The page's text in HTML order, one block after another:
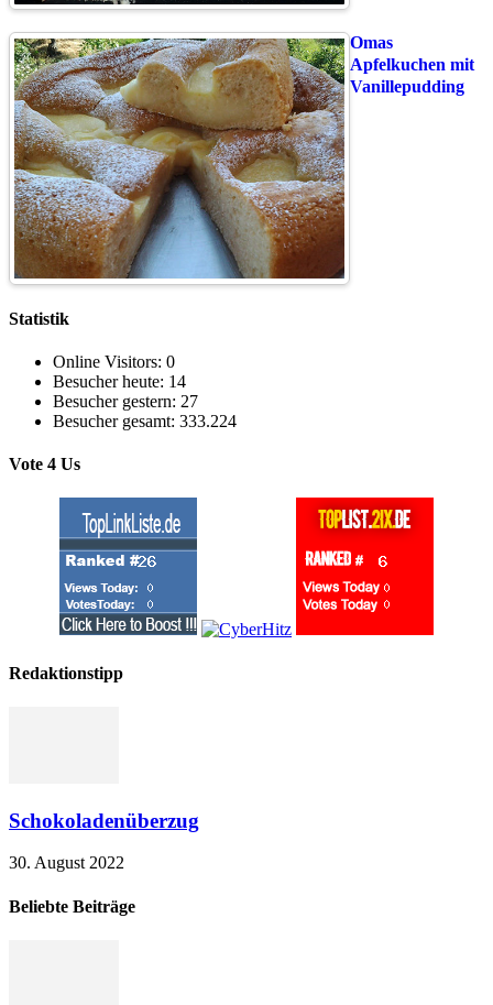
Omas
Apfelkuchen mit
Vanillepudding
Statistik
Online Visitors: 0
Besucher heute: 14
Besucher gestern: 27
Besucher gesamt: 333.224
Vote 4 Us
Redaktionstipp
Schokoladenüberzug
30. August 2022
Beliebte Beiträge